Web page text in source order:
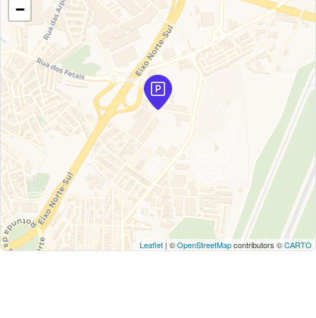
−
Leaflet | ©OpenStreetMapcontributors ©CARTO